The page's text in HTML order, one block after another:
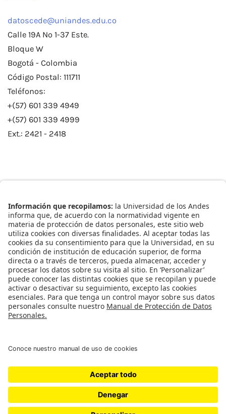
datoscede@uniandes.edu.co
Calle 19A No 1-37 Este.
Bloque W
Bogotá - Colombia
Código Postal: 111711
Teléfonos:
+(57) 601 339 4949
+(57) 601 339 4999
Ext.: 2421 - 2418
Catálogo de Datos
Observatorio Municipal
Solicitud Base Nueva
Redes